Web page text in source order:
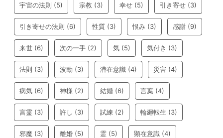
宇宙の法則 (5) 宗教 (3) 幸せ (5) 引き寄せ (3)
引き寄せの法則 (6) 性質 (3) 恨み (3) 感謝 (9)
来世 (6) 次の一手 (2) 気 (5) 気付き (3)
法則 (3) 波動 (3) 潜在意識 (4) 災害 (4)
病気 (6) 神様 (2) 結婚 (6) 言葉 (4)
言霊 (3) 許し (3) 試練 (2) 輪廻転生 (3)
邪魔 (3) 離婚 (5) 霊 (5) 顕在意識 (4)